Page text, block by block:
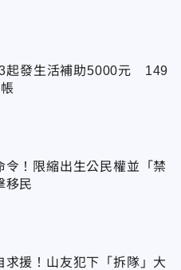
起發生活補助5000元 149
令！限縮出生公民權並「禁
移民
求援！山友犯下「拆隊」大